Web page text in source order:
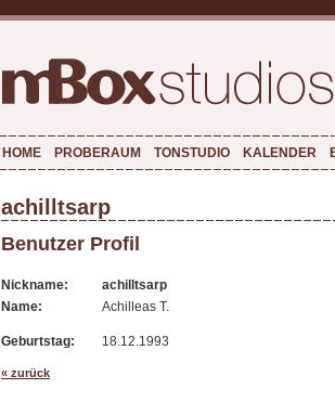
HOME PROBERAUM TONSTUDIO KALENDER
achilltsarp
Benutzer Profil
Nickname:
achilltsarp
Name:
Achilleas T.
Geburtstag: 18.12.1993
« zurück